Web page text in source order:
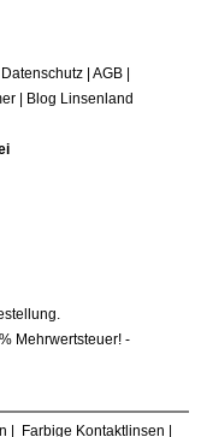
Datenschutz| AGB|
| Blog Linsenland
Mehrwertsteuer! -
Farbige Kontaktlinsen